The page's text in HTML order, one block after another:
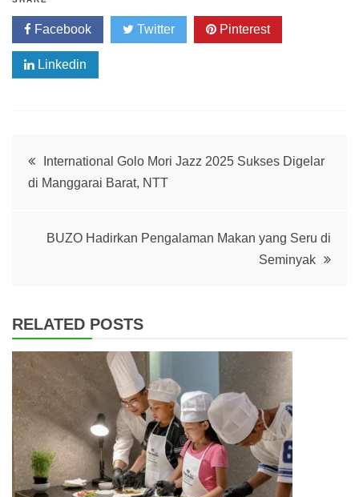
Facebook Twitter Pinterest
Linkedin
Post
navigation
International Golo Mori Jazz 2025 Sukses Digelar
di Manggarai Barat, NTT
BUZO Hadirkan Pengalaman Makan yang Seru di
Seminyak
RELATED POSTS